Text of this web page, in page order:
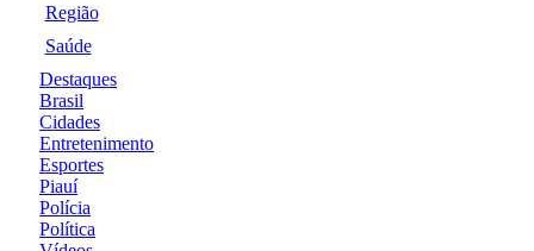
Região
Saúde
Destaques
Brasil
Cidades
Entretenimento
Esportes
Piauí
Polícia
Política